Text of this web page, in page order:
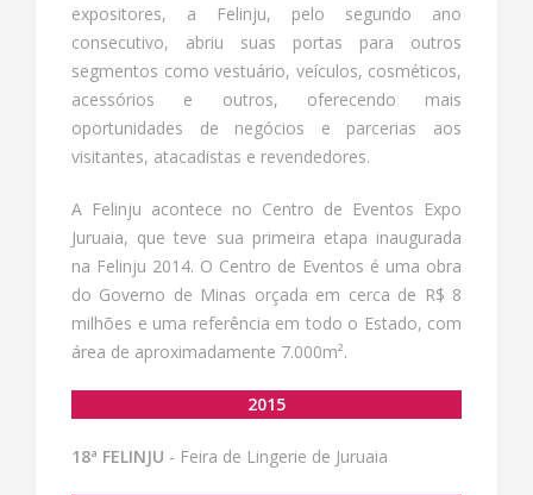
expositores, a Felinju, pelo segundo ano
consecutivo, abriu suas portas para outros
segmentos como vestuário, veículos, cosméticos,
acessórios e outros, oferecendo mais
oportunidades de negócios e parcerias aos
visitantes, atacadistas e revendedores.
A Felinju acontece no Centro de Eventos Expo
Juruaia, que teve sua primeira etapa inaugurada
na Felinju 2014. O Centro de Eventos é uma obra
do Governo de Minas orçada em cerca de R$ 8
milhões e uma referência em todo o Estado, com
área de aproximadamente 7.000m².
2015
18ª FELINJU - Feira de Lingerie de Juruaia